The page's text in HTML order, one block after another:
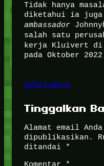
Tidak hanya
diketahui ia
ambassador
salah satu
kerja Kluivert di
pada Oktober
Sebelumnya
Tinggalkan
Alamat email
dipublikasikan.
ditandai
*
Komentar
*